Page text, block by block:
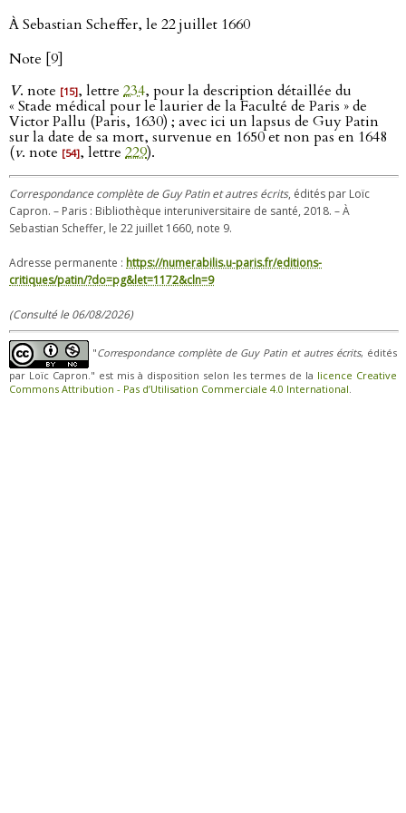
À Sebastian Scheffer, le 22 juillet 1660
Note [9]
V. note [15], lettre 234, pour la description détaillée du
« Stade médical pour le laurier de la Faculté de Paris » de
Victor Pallu (Paris, 1630) ; avec ici un lapsus de Guy Patin
sur la date de sa mort, survenue en 1650 et non pas en 1648
(v. note [54], lettre 229).
Correspondance complète de Guy Patin et autres écrits, édités par Loïc
Capron. – Paris : Bibliothèque interuniversitaire de santé, 2018. – À
Sebastian Scheffer, le 22 juillet 1660, note 9.
Adresse permanente : https://numerabilis.u-paris.fr/editions-
critiques/patin/?do=pg&let=1172&cln=9
(Consulté le 06/08/2026)
"Correspondance complète de Guy Patin et autres écrits, édités
par Loïc Capron." est mis à disposition selon les termes de la licence Creative
Commons Attribution - Pas d’Utilisation Commerciale 4.0 International.